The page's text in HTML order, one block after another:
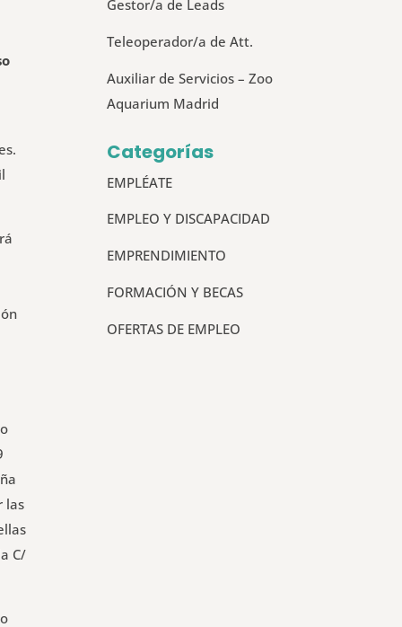
las
C/
Gestor/a de Leads
Teleoperador/a de Att.
Auxiliar de Servicios – Zoo
Aquarium Madrid
Categorías
EMPLÉATE
EMPLEO Y DISCAPACIDAD
EMPRENDIMIENTO
FORMACIÓN Y BECAS
OFERTAS DE EMPLEO